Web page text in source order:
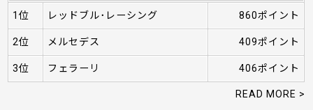
1位 レッドブル･レーシング 860ポイント
2位 メルセデス 409ポイント
3位 フェラーリ 406ポイント
READ MORE >